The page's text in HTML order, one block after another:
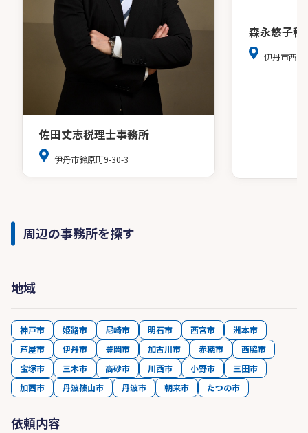
佐田丈志税理士事務所
伊丹市鈴原町9-30-3
森永悠子税
伊丹市西
周辺の事務所を探す
地域
神戸市 姫路市 尼崎市 明石市 西宮市
洲本市
芦屋市
伊丹市 豊岡市 加古川市 赤穂市
西脇市
宝塚市
三木市 高砂市 川西市 小野市
三田市
加西市
丹波篠山市 丹波市 朝来市 たつの市
依頼内容